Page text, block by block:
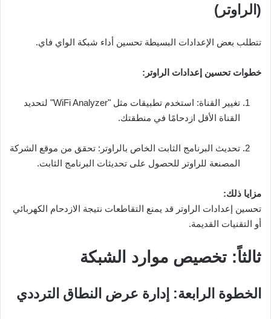
(الراوتر)
تتطلب بعض الإعدادات البسيطة تحسين أداء شبكة الواي فاي.
خطوات تحسين إعدادات الراوتر:
تغيير القناة: استخدم تطبيقات مثل "WiFi Analyzer" لتحديد
القناة الأقل ازدحامًا في منطقتك.
تحديث البرنامج الثابت الخاص بالراوتر: تحقق من موقع الشركة
المصنعة للراوتر للحصول على تحديثات البرنامج الثابت.
مزايا ذلك:
تحسين إعدادات الراوتر قد يمنع التقاطعات نتيجة الازدحام الكهربائي
أو التقنيات القديمة.
ثالثاً: تخصيص موارد الشبكة
الخطوة الرابعة: إدارة عرض النطاق الترددي